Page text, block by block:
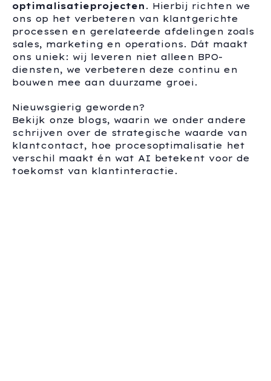
optimalisatieprojecten . Hierbij richten we
ons op het verbeteren van klantgerichte
processen en gerelateerde afdelingen zoals
sales, marketing en operations. Dát maakt
ons uniek: wij leveren niet alleen BPO-
diensten, we verbeteren deze continu en
bouwen mee aan duurzame groei.
Nieuwsgierig geworden?
Bekijk onze blogs, waarin we onder andere
schrijven over de strategische waarde van
klantcontact, hoe procesoptimalisatie het
verschil maakt én wat AI betekent voor de
toekomst van klantinteractie.